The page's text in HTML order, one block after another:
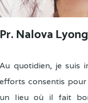
Pr. Nalova
Au quotidien, je suis
efforts consentis
un lieu où il fait